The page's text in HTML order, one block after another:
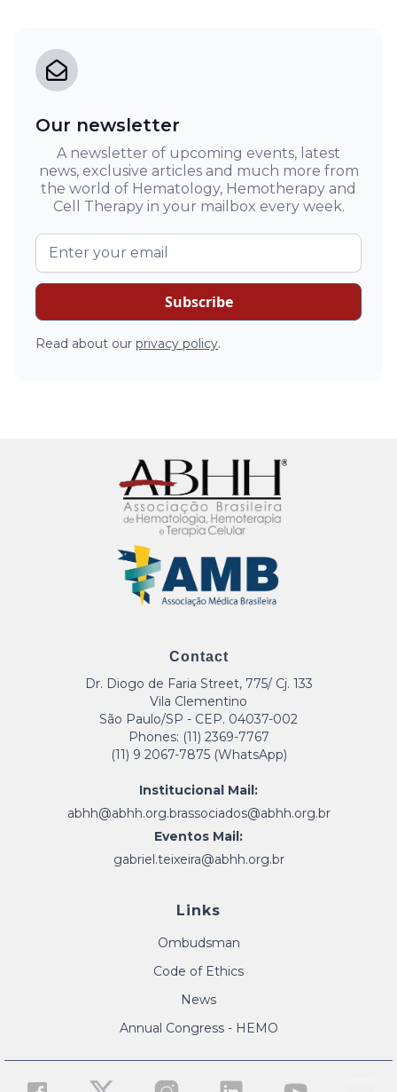
Our newsletter
A newsletter of upcoming events, latest
news, exclusive articles and much more from
the world of Hematology, Hemotherapy and
Cell Therapy in your mailbox every week.
Read about our privacy policy.
Contact
Dr. Diogo de Faria Street, 775/ Cj. 133
Vila Clementino
São Paulo/SP - CEP. 04037-002
Phones: (11) 2369-7767
(11) 9 2067-7875 (WhatsApp)
Institucional Mail:
abhh@abhh.org.brassociados@abhh.org.br
Eventos Mail:
gabriel.teixeira@abhh.org.br
Links
Ombudsman
Code of Ethics
News
Annual Congress - HEMO